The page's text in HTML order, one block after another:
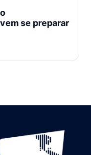
se preparar